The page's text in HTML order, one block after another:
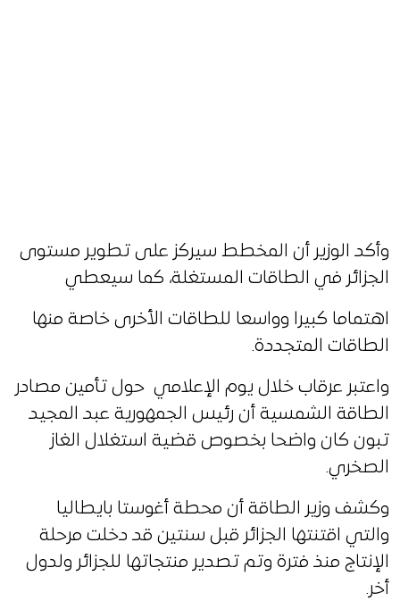
وأكد الوزير أن المخطط سيركز على تطوير مستوى
الجزائر في الطاقات المستغلة، كما سيعطي
اهتماما كبيرا وواسعا للطاقات الأخرى خاصة منها
الطاقات المتجددة.
واعتبر عرقاب خلال يوم الإعلامي حول تأمين مصادر
الطاقة الشمسية أن رئيس الجمهورية عبد المجيد
تبون كان واضحا بخصوص قضية استغلال الغاز
الصخري.
وكشف وزير الطاقة أن محطة أغوستا بايطاليا
والتي اقتنتها الجزائر قبل سنتين قد دخلت مرحلة
الإنتاج منذ فترة وتم تصدير منتجاتها للجزائر ولدول
أخر.